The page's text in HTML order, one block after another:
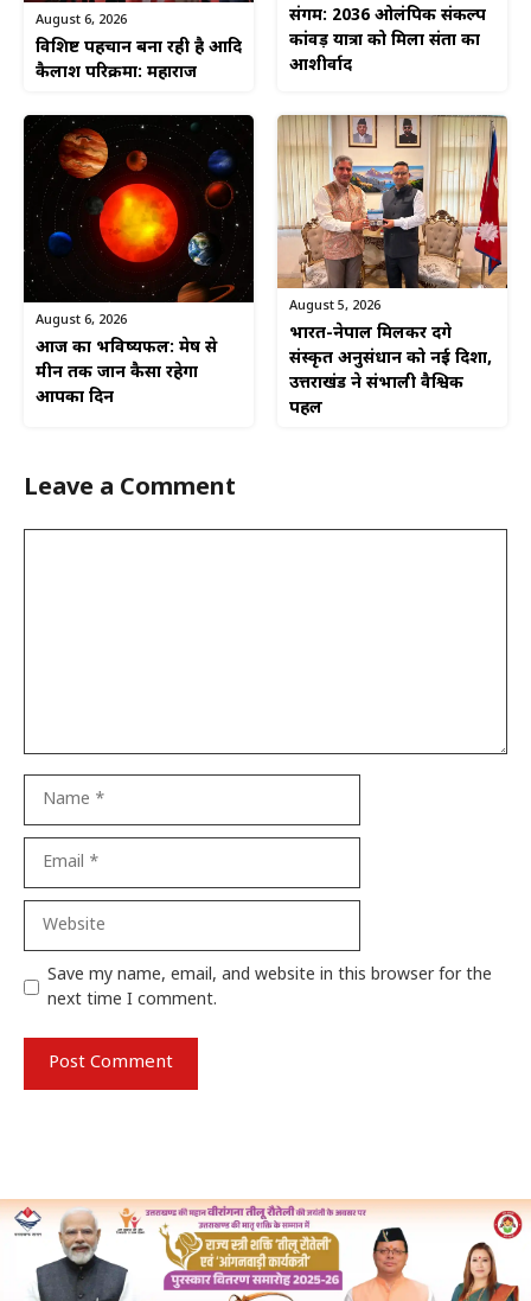
August 6, 2026
विशिष्ट पहचान बना रही है आदि
कैलाश परिक्रमा: महाराज
संगम: 2036 ओलंपिक संकल्प
कांवड़ यात्रा को मिला संतों का
आशीर्वाद
August 6, 2026
आज का भविष्यफल: मेष से
मीन तक जानें कैसा रहेगा
आपका दिन
August 5, 2026
भारत-नेपाल मिलकर देंगे
संस्कृत अनुसंधान को नई दिशा,
उत्तराखंड ने संभाली वैश्विक
पहल
Leave a Comment
Save my name, email, and website in this browser for the
next time I comment.